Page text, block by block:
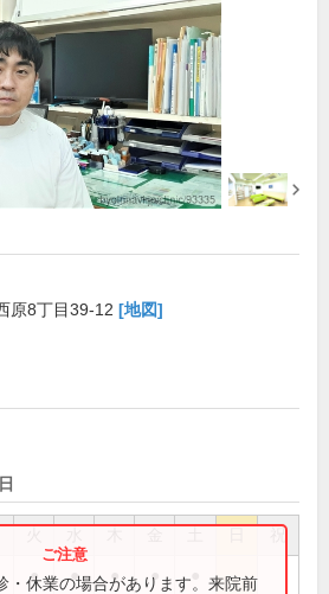
原8丁目39-12 [地図]
祝
● ● ● ●
・休業の場合があります。来院前